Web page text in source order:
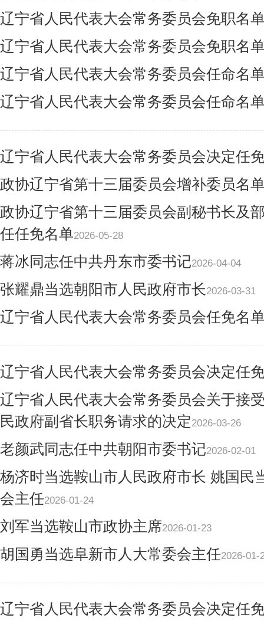
辽宁省人民代表大会常务委员会免职名
辽宁省人民代表大会常务委员会免职名
辽宁省人民代表大会常务委员会任命名
辽宁省人民代表大会常务委员会任命名
辽宁省人民代表大会常务委员会决定任
政协辽宁省第十三届委员会增补委员名
政协辽宁省第十三届委员会副秘书长及
任任免名单2026-05-28
蒋冰同志任中共丹东市委书记2026-04-04
张耀鼎当选朝阳市人民政府市长2026-03-31
辽宁省人民代表大会常务委员会任免名
辽宁省人民代表大会常务委员会决定任
辽宁省人民代表大会常务委员会关于接
民政府副省长职务请求的决定2026-03-26
老颜武同志任中共朝阳市委书记2026-02-01
杨济时当选鞍山市人民政府市长 姚国民
会主任2026-01-24
刘军当选鞍山市政协主席2026-01-23
胡国勇当选阜新市人大常委会主任2026-01-
辽宁省人民代表大会常务委员会决定任